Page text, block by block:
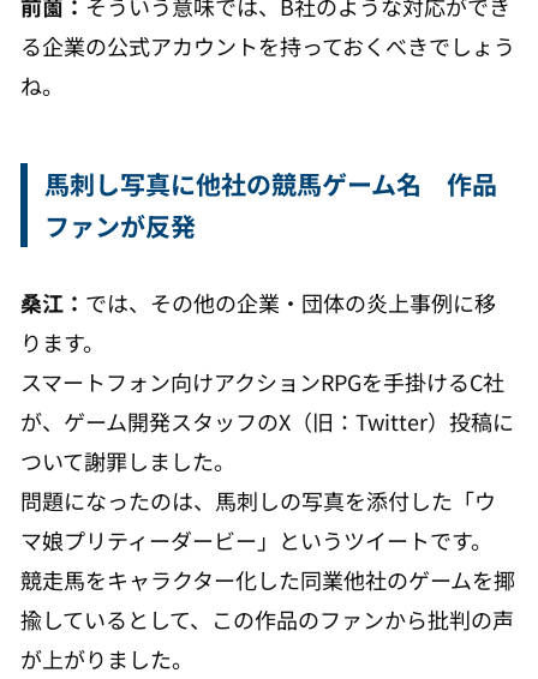
る企業の公式アカウントを持っておくべきでしょう
ね。
馬刺し写真に他社の競馬ゲーム名 作品
ファンが反発
桑江： では、その他の企業・団体の炎上事例に移
ります。
スマートフォン向けアクションRPGを手掛けるC社
が、ゲーム開発スタッフのX（旧：Twitter）投稿に
ついて謝罪しました。
問題になったのは、馬刺しの写真を添付した「ウ
マ娘プリティーダービー」というツイートです。
競走馬をキャラクター化した同業他社のゲームを揶
揄しているとして、この作品のファンから批判の声
が上がりました。